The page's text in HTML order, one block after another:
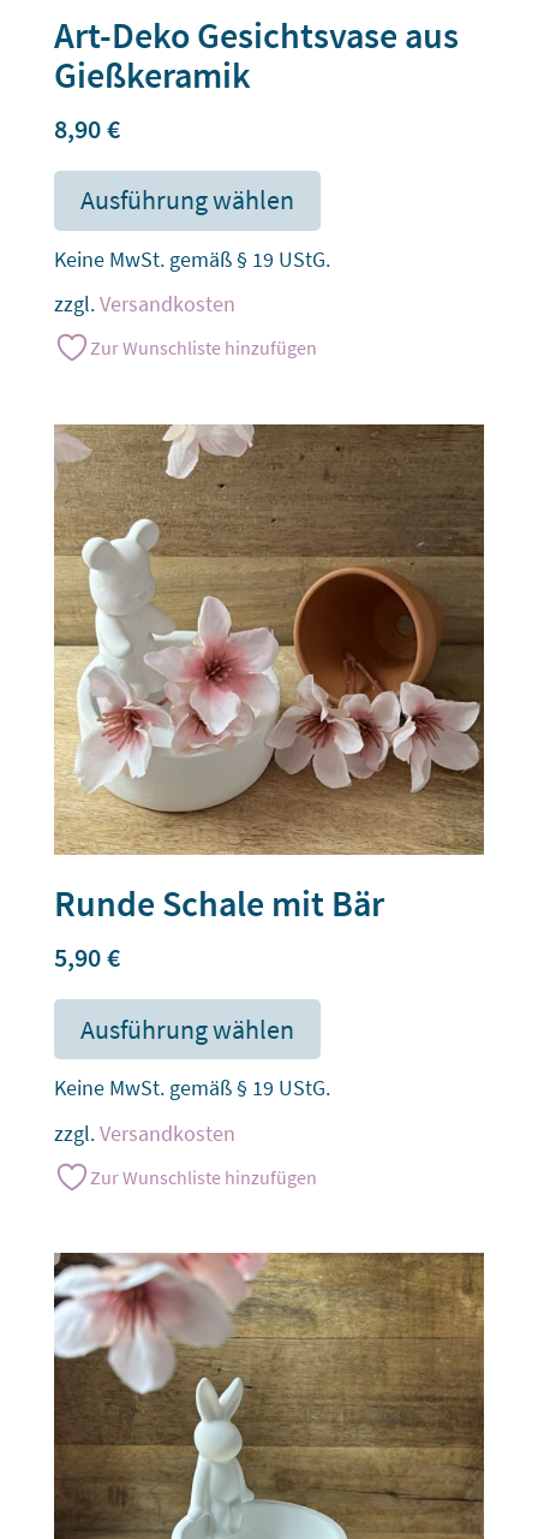
Art-Deko Gesichtsvase aus
Gießkeramik
8,90€
Ausführung wählen
Keine MwSt. gemäß § 19 UStG.
zzgl.Versandkosten
Zur Wunschliste hinzufügen
Runde Schale mit Bär
5,90€
Ausführung wählen
Keine MwSt. gemäß § 19 UStG.
zzgl.Versandkosten
Zur Wunschliste hinzufügen